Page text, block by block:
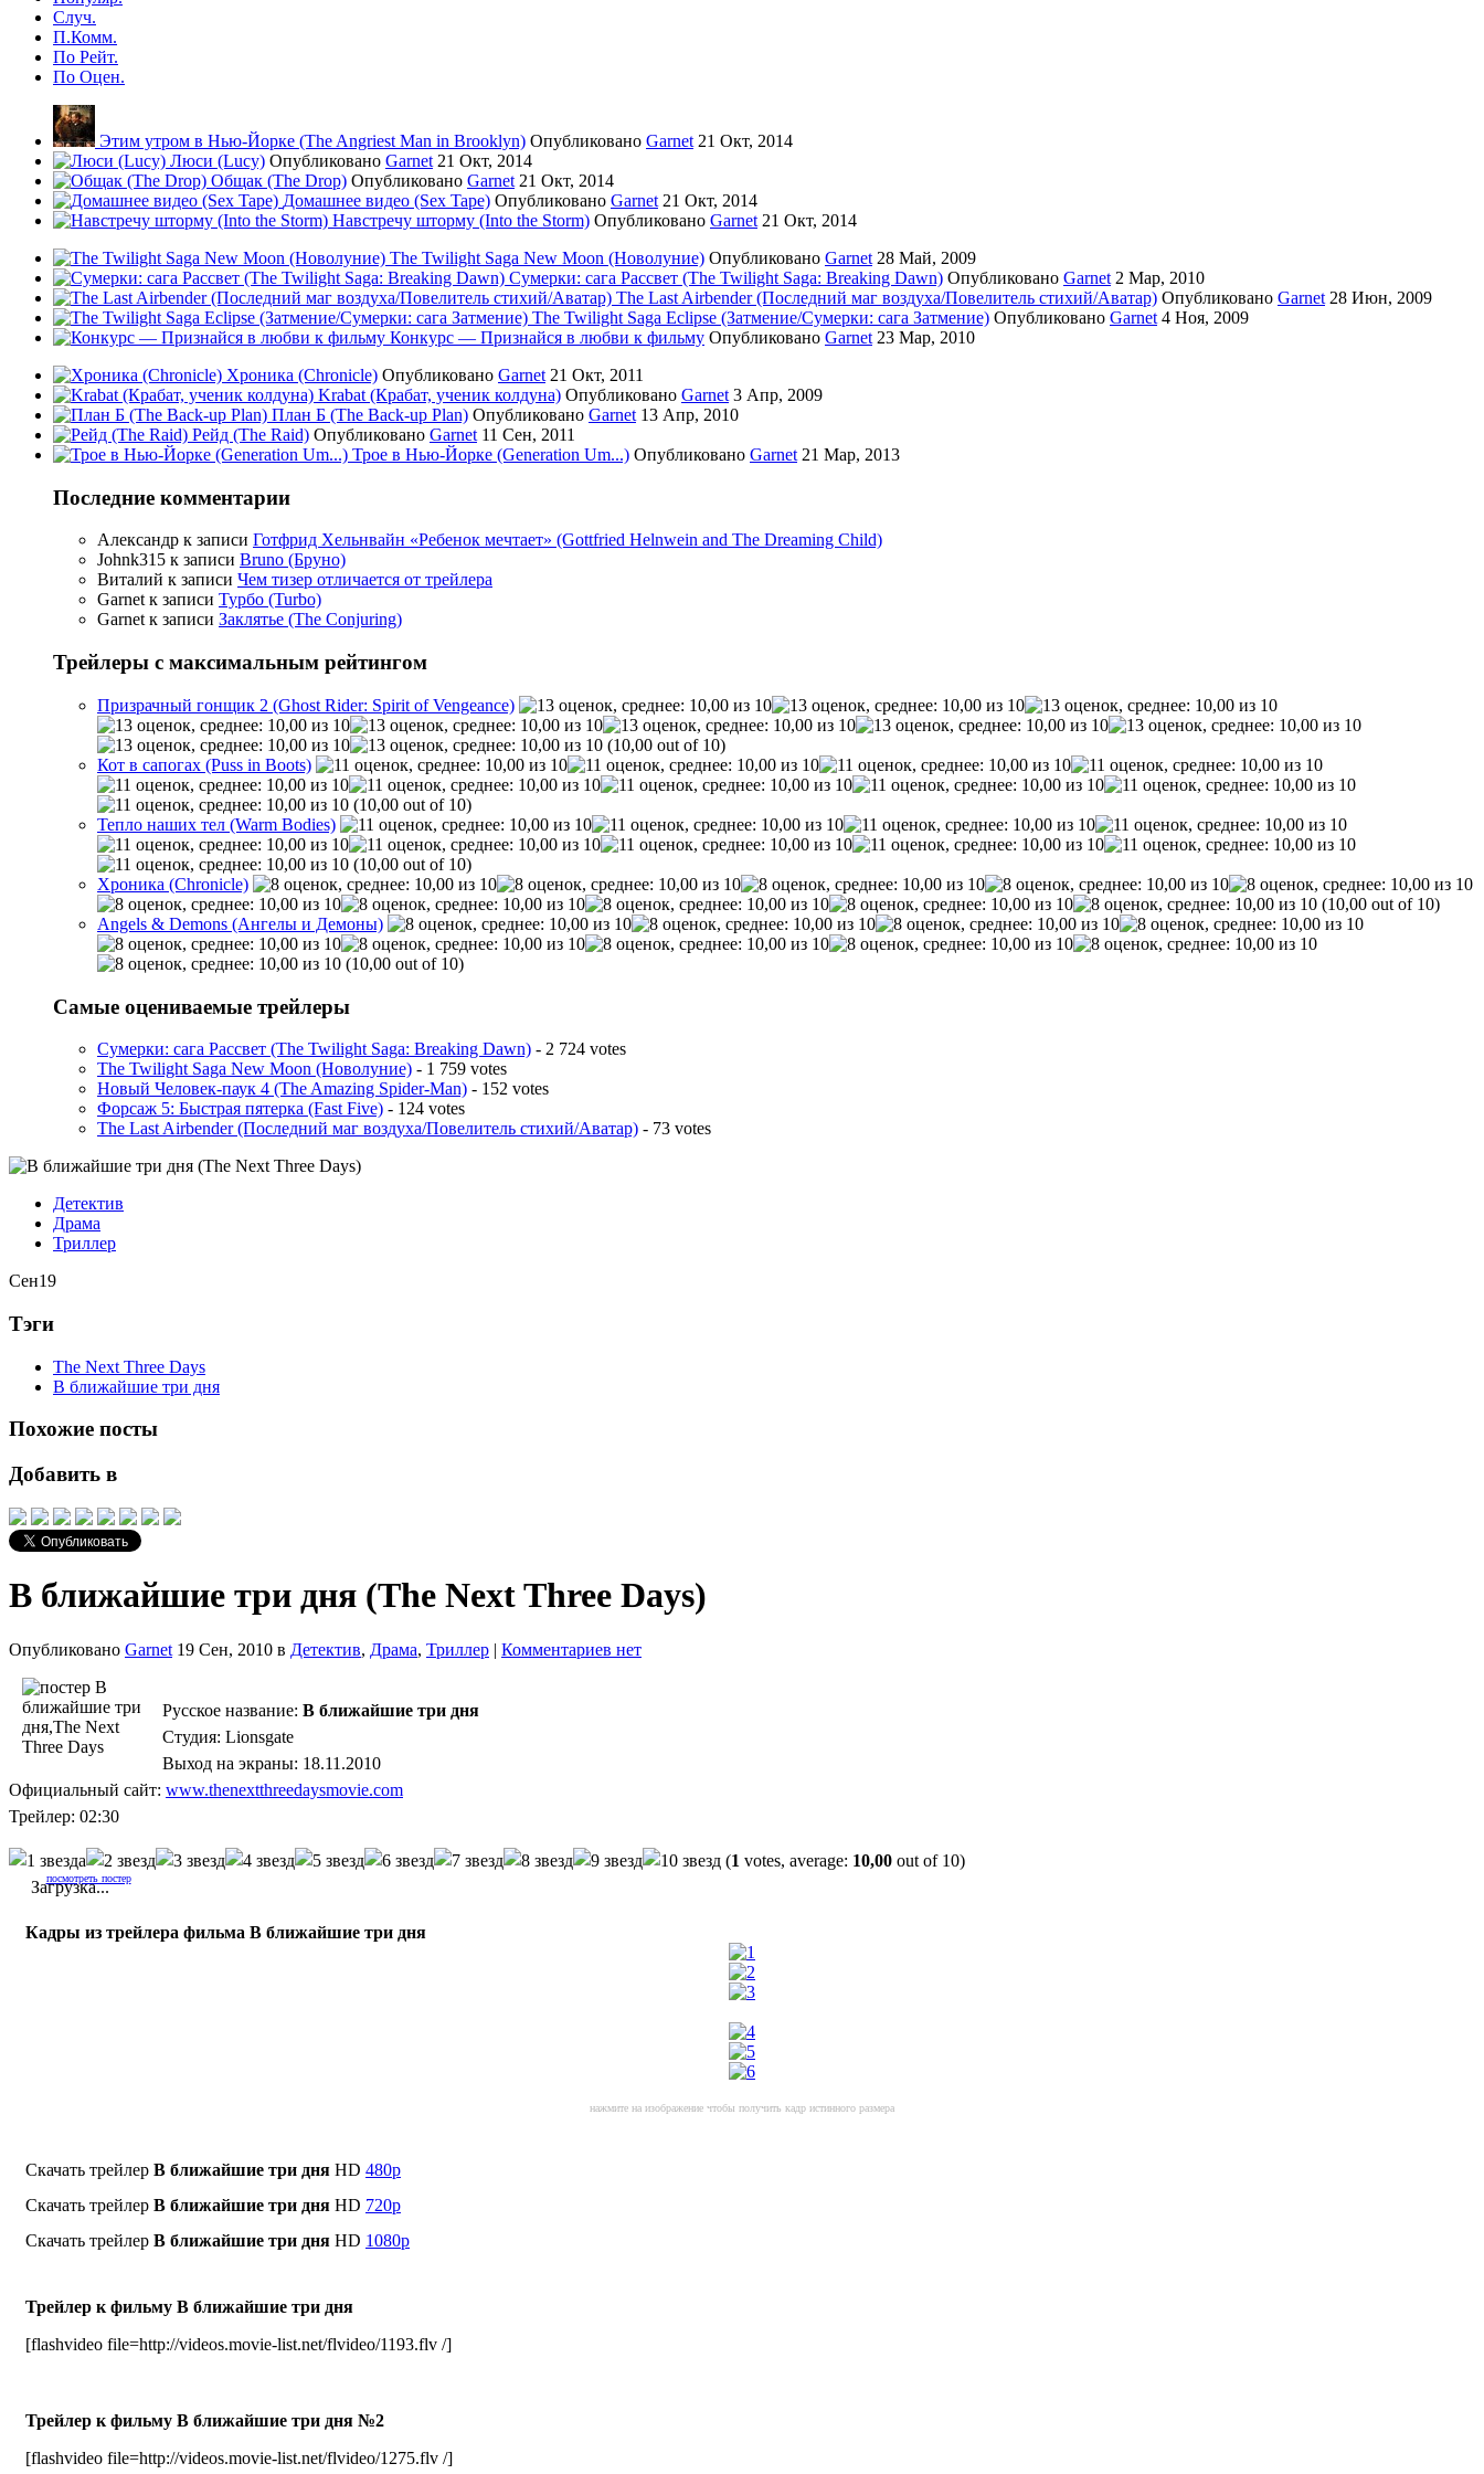
Случ.
П.Комм.
По Рейт.
По Оцен.
Этим утром в Нью-Йорке (The Angriest Man in Brooklyn) Опубликовано Garnet 21 Окт, 2014
Люси (Lucy) Опубликовано Garnet 21 Окт, 2014
Общак (The Drop) Опубликовано Garnet 21 Окт, 2014
Домашнее видео (Sex Tape) Опубликовано Garnet 21 Окт, 2014
Навстречу шторму (Into the Storm) Опубликовано Garnet 21 Окт, 2014
The Twilight Saga New Moon (Новолуние) Опубликовано Garnet 28 Май, 2009
Сумерки: cага Рассвет (The Twilight Saga: Breaking Dawn) Опубликовано Garnet 2 Мар, 2010
The Last Airbender (Последний маг воздуха/Повелитель стихий/Аватар) Опубликовано Garnet 28 Июн, 2009
The Twilight Saga Eclipse (Затмение/Сумерки: сага Затмение) Опубликовано Garnet 4 Ноя, 2009
Конкурс — Признайся в любви к фильму Опубликовано Garnet 23 Мар, 2010
Хроника (Chronicle) Опубликовано Garnet 21 Окт, 2011
Krabat (Крабат, ученик колдуна) Опубликовано Garnet 3 Апр, 2009
План Б (The Back-up Plan) Опубликовано Garnet 13 Апр, 2010
Рейд (The Raid) Опубликовано Garnet 11 Сен, 2011
Трое в Нью-Йорке (Generation Um...) Опубликовано Garnet 21 Мар, 2013
Последние комментарии
Александр к записи Готфрид Хельнвайн «Ребенок мечтает» (Gottfried Helnwein and The Dreaming Child)
Johnk315 к записи Bruno (Бруно)
Виталий к записи Чем тизер отличается от трейлера
Garnetк записи Турбо (Turbo)
Garnetк записи Заклятье (The Conjuring)
Трейлеры с максимальным рейтингом
Призрачный гонщик 2 (Ghost Rider: Spirit of Vengeance)
(10,00 out of 10)
Кот в сапогах (Puss in Boots)
(10,00 out of 10)
Тепло наших тел (Warm Bodies)
(10,00 out of 10)
Хроника (Chronicle)
(10,00 out of 10)
Angels & Demons (Ангелы и Демоны)
(10,00 out of 10)
Самые оцениваемые трейлеры
Сумерки: cага Рассвет (The Twilight Saga: Breaking Dawn) - 2 724 votes
The Twilight Saga New Moon (Новолуние) - 1 759 votes
Новый Человек-паук 4 (The Amazing Spider-Man) - 152 votes
Форсаж 5: Быстрая пятерка (Fast Five) - 124 votes
The Last Airbender (Последний маг воздуха/Повелитель стихий/Аватар) - 73 votes
Детектив
Драма
Триллер
Сен19
Тэги
The Next Three Days
В ближайшие три дня
Похожие посты
Добавить в
В ближайшие три дня (The Next Three Days)
Опубликовано Garnet 19 Сен, 2010 в Детектив, Драма, Триллер | Комментариев нет
Русское название: В ближайшие три дня
Студия: Lionsgate
Выход на экраны: 18.11.2010
Официальный сайт: www.thenextthreedaysmovie.com
Трейлер: 02:30
(1 votes, average: 10,00 out of 10)
Загрузка...
посмотреть постер
Кадры из трейлера фильма В ближайшие три дня
нажмите на изображение чтобы получить кадр истинного размера
Скачать трейлер В ближайшие три дня HD 480p
Скачать трейлер В ближайшие три дня HD 720p
Скачать трейлер В ближайшие три дня HD 1080p
Трейлер к фильму В ближайшие три дня
[flashvideo file=http://videos.movie-list.net/flvideo/1193.flv /]
Трейлер к фильму В ближайшие три дня №2
[flashvideo file=http://videos.movie-list.net/flvideo/1275.flv /]